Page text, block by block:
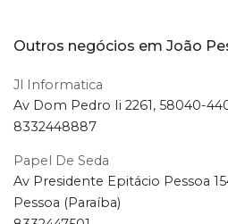
Outros negócios em João
Jl Informatica
Av Dom Pedro Ii 2261, 58040-
8332448887
Papel De Seda
Av Presidente Epitácio Pessoa
Pessoa (Paraíba)